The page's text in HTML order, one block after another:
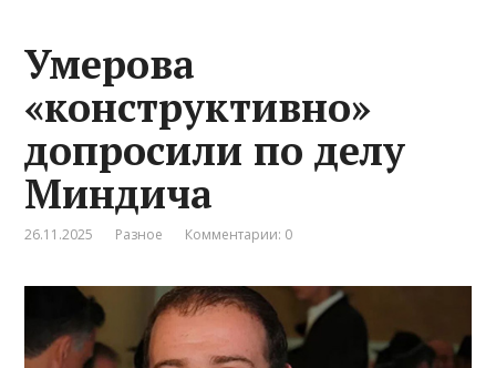
Умерова
«конструктивно»
допросили по делу
Миндича
26.11.2025 Разное Комментарии: 0